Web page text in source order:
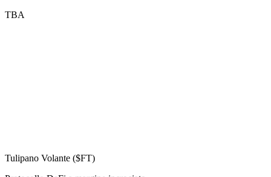
TBA
Tulipano Volante ($FT)